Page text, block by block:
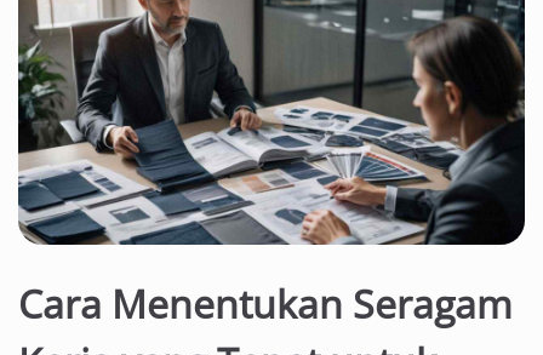
Cara Menentukan Seragam